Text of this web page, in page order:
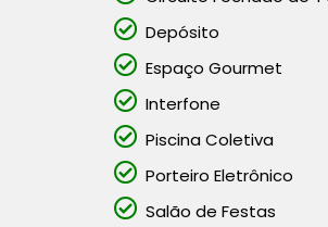
Depósito
Espaço Gourmet
Interfone
Piscina Coletiva
Porteiro Eletrônico
Salão de Festas